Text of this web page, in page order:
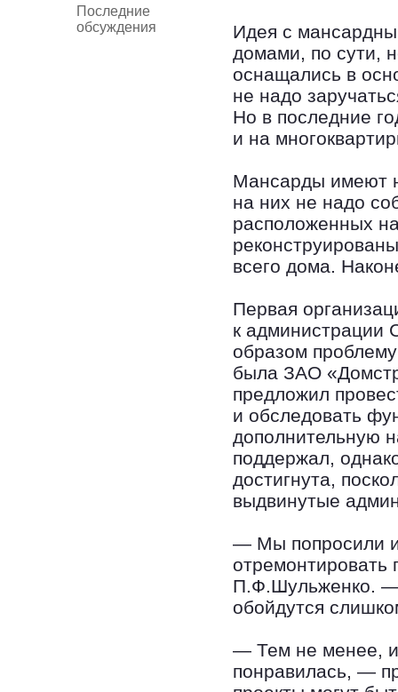
Последние
обсуждения
Идея с
домами, по сути,
оснащались в
не надо
Но в последние
и на
Мансарды имеют
на них не надо
расположенных
всего дома.
Первая
к администрации
образом
была ЗАО
предложил
и обследовать
дополнительную
поддержал,
достигнута,
выдвинутые
— Мы попросили
П.Ф.Шульженко. —
обойдутся
— Тем не менее,
понравилась, —